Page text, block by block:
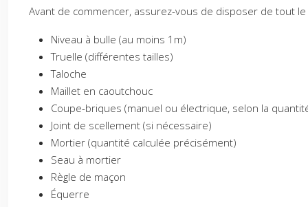
Avant de commencer, assurez-vous de disposer de tout
Niveau à bulle (au moins 1m)
Truelle (différentes tailles)
Taloche
Maillet en caoutchouc
Coupe-briques (manuel ou électrique, selon la
Joint de scellement (si nécessaire)
Mortier (quantité calculée précisément)
Seau à mortier
Règle de maçon
Équerre